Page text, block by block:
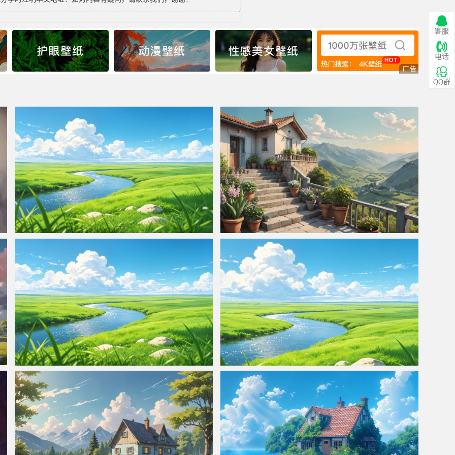
田园小屋 阶梯 花盆 鲜花 山上小房子风景4K壁纸3840x2160
清新草原风光 弯曲河流 蓝天白云4K高清壁纸3840x2400 蓝天白云 绿色草原 弯曲河流 清新风景4K带鱼屏壁纸
3440x1440
客服
电话
QQ群